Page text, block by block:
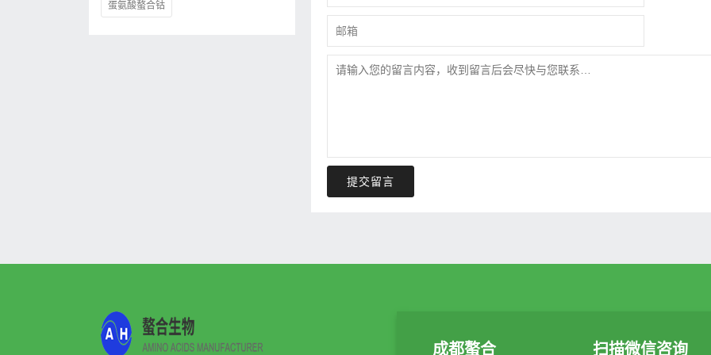
提交留言
蛋氨酸螯合钴
成都螯合 扫描微信咨询